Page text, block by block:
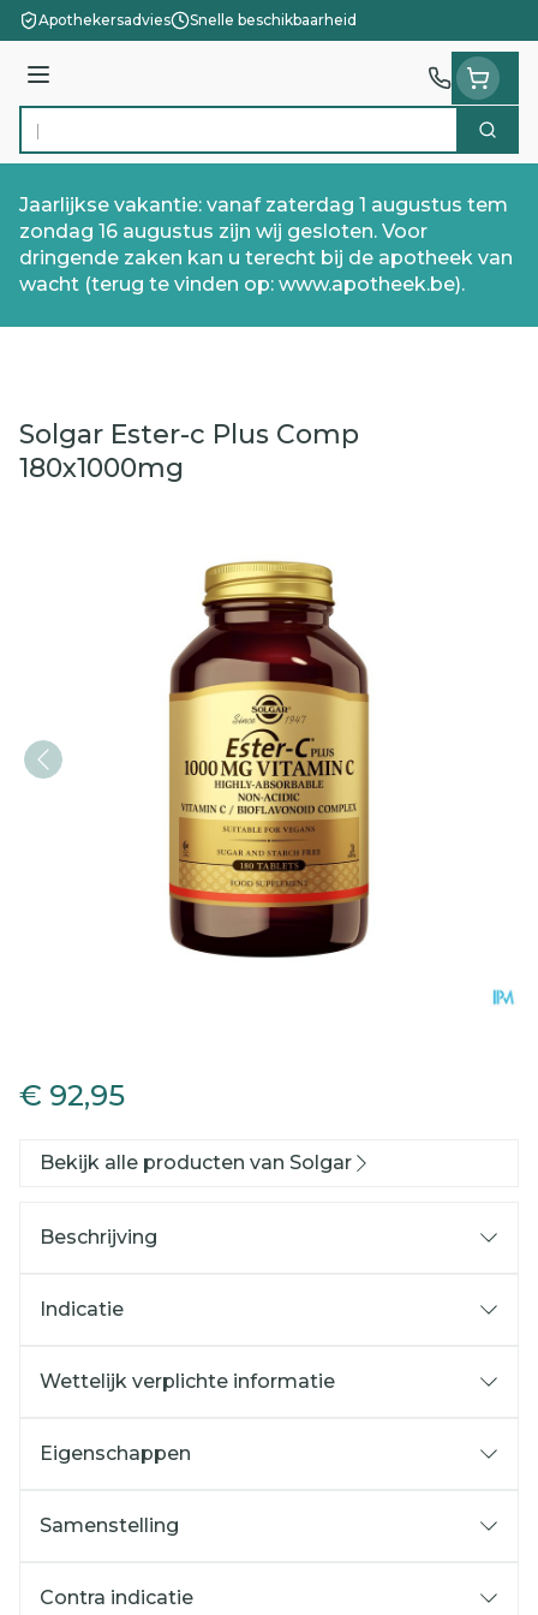
Ga naar de inhoud
Apothekersadvies Snelle beschikbaarheid
Menu
Product, merk, categorie... Zoek
Jaarlijkse vakantie: vanaf zaterdag 1 augustus tem
zondag 16 augustus zijn wij gesloten. Voor
dringende zaken kan u terecht bij de apotheek van
wacht (terug te vinden op: www.apotheek.be).
Solgar Ester-c Plus Comp
180x1000mg
€ 92,95
Bekijk alle producten van Solgar
Beschrijving
Indicatie
Wettelijk verplichte informatie
Eigenschappen
Samenstelling
Contra indicatie